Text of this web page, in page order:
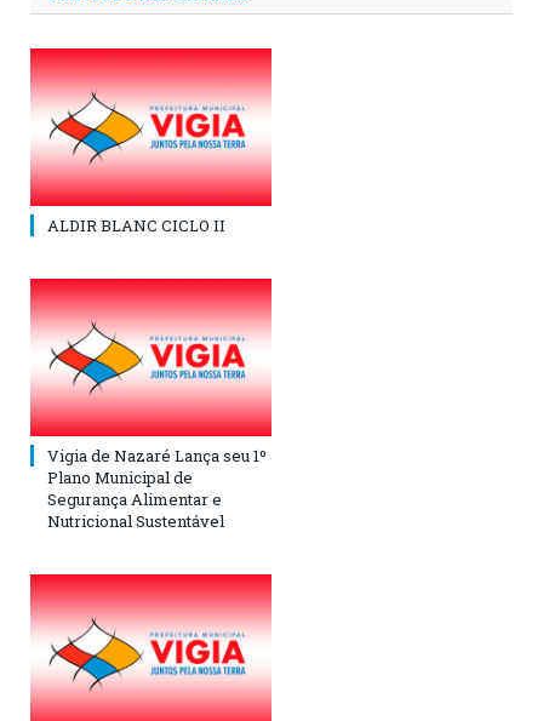
ALDIR BLANC CICLO II
Vigia de Nazaré Lança seu 1º
Plano Municipal de
Segurança Alimentar e
Nutricional Sustentável